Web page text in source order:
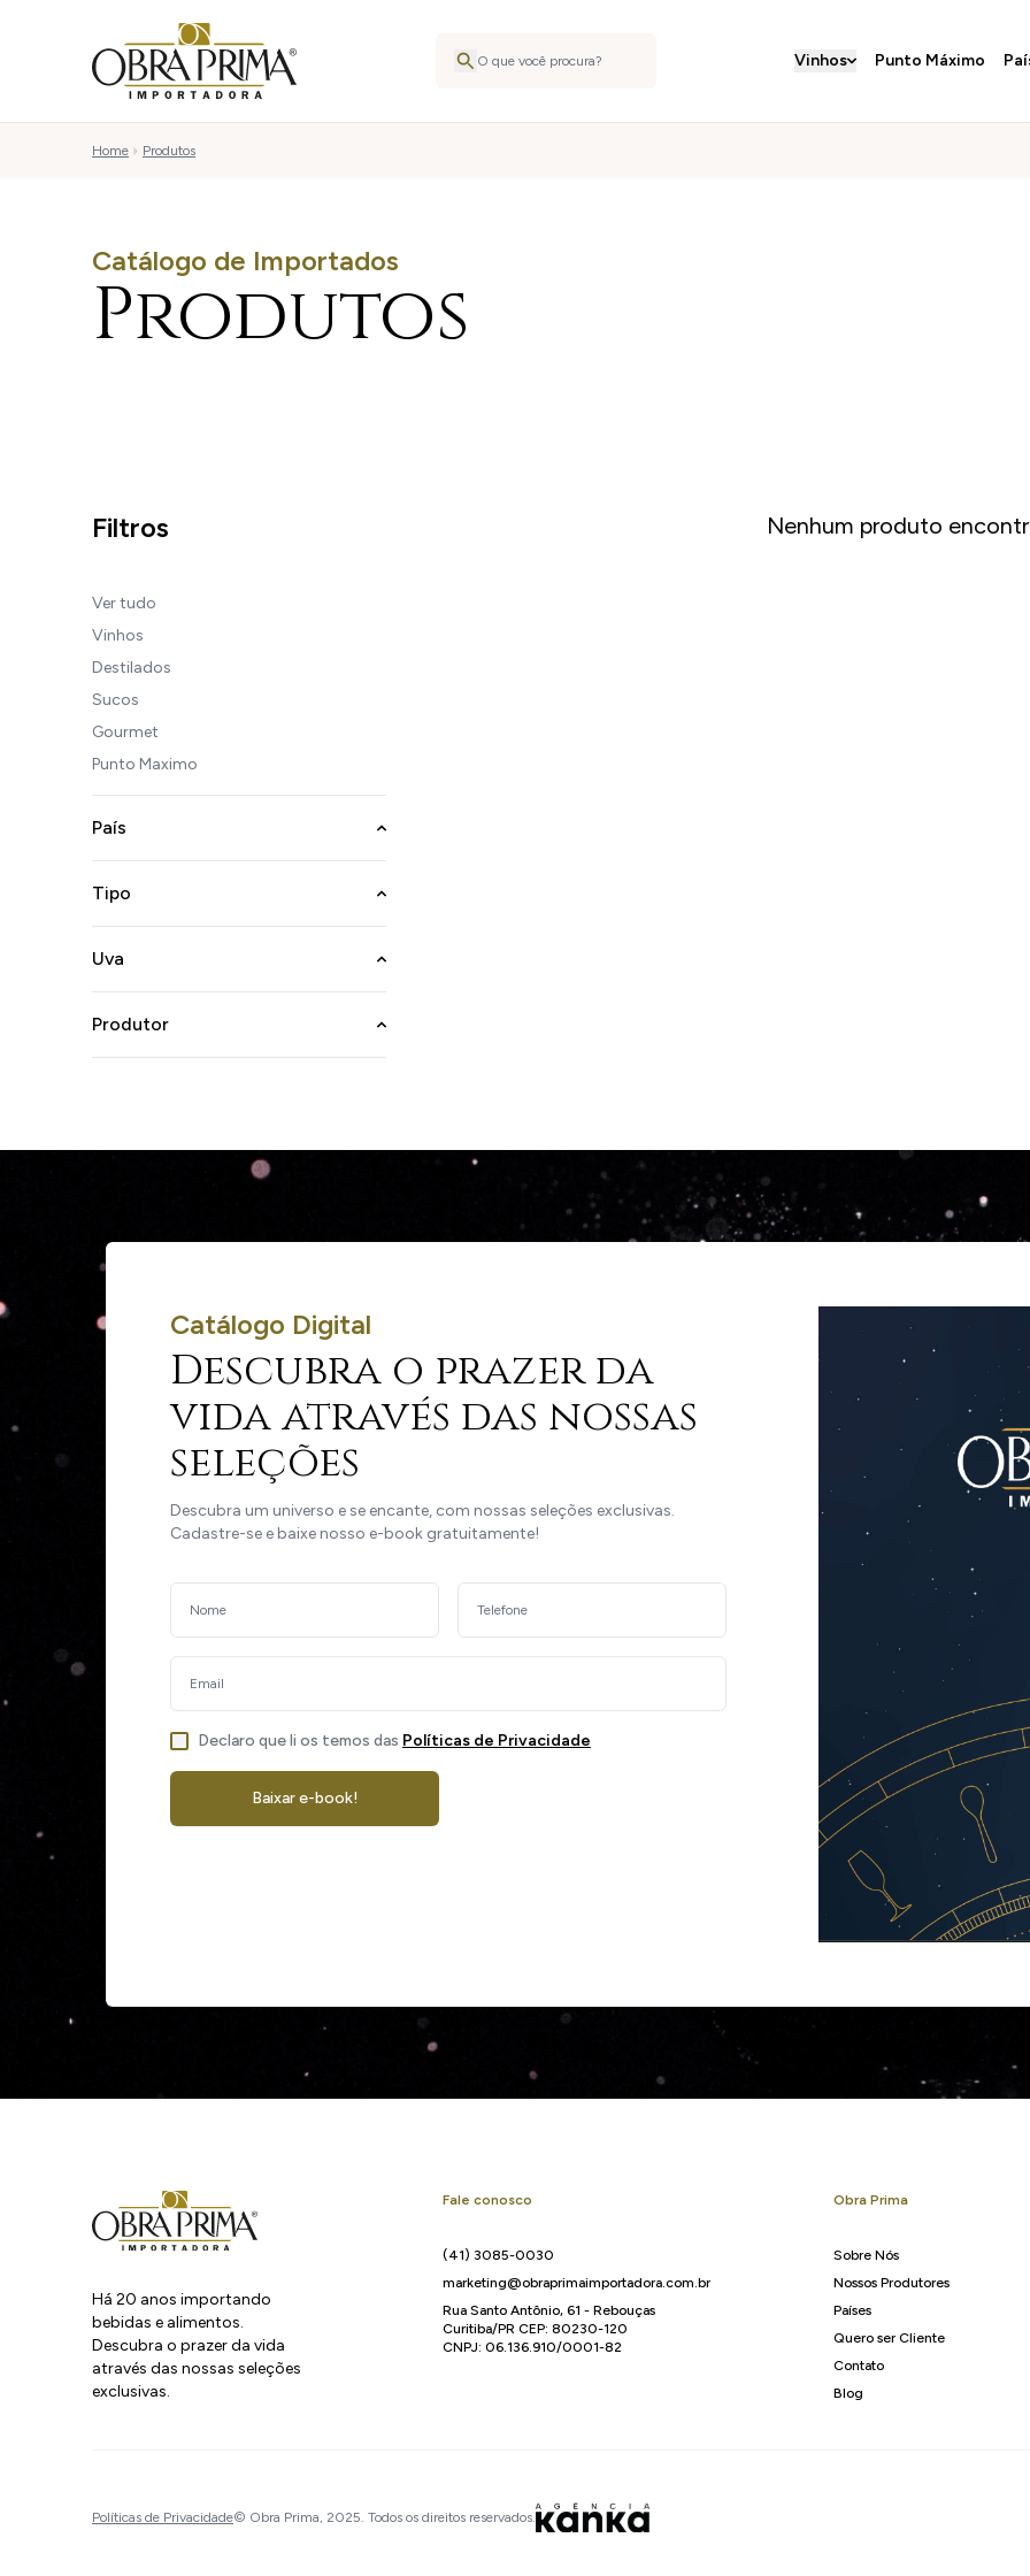
Vinhos Punto Máximo
Home Produtos
Catálogo de Importados
Produtos
Filtros
Ver tudo
Vinhos
Destilados
Sucos
Gourmet
Punto Maximo
País
Tipo
Uva
Produtor
Nenhum produto
Catálogo Digital
Descubra o prazer da
vida através das nossas
seleções
Descubra um universo e se encante, com nossas seleções exclusivas.
Cadastre-se e baixe nosso e-book gratuitamente!
Declaro que li os temos das Políticas de Privacidade
Baixar e-book!
Há 20 anos importando
bebidas e alimentos.
Descubra o prazer da vida
através das nossas seleções
exclusivas.
Fale conosco
(41) 3085-0030
marketing@obraprimaimportadora.com.br
Rua Santo Antônio, 61 - Rebouças
Curitiba/PR CEP: 80230-120
CNPJ: 06.136.910/0001-82
Obra Prima
Sobre Nós
Nossos Produtores
Países
Quero ser Cliente
Contato
Blog
Políticas de Privacidade© Obra Prima, 2025. Todos os direitos reservados.